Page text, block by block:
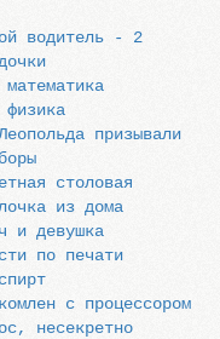
водитель - 2
математика
физика
призывали
столовая
из дома
и девушка
по печати
с процессором
несекретно